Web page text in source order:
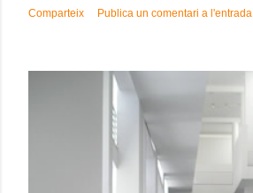
Comparteix Publica un comentari a l'entrada